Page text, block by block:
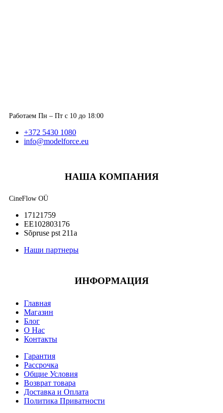
Работаем Пн – Пт с 10 до 18:00
+372 5430 1080
info@modelforce.eu
НАША КОМПАНИЯ
CineFlow OÜ
17121759
EE102803176
Sõpruse pst 211a
Наши партнеры
ИНФОРМАЦИЯ
Главная
Магазин
Блог
О Нас
Контакты
Гарантия
Рассрочка
Общие Условия
Возврат товара
Доставка и Оплата
Политика Приватности